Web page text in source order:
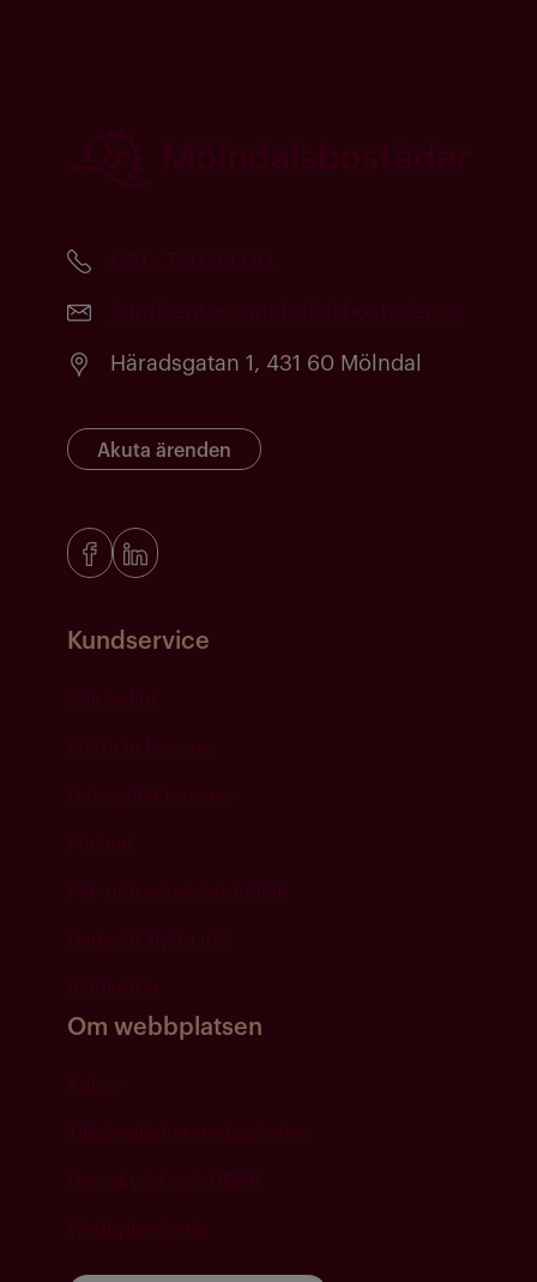
Häradsgatan 1, 431 60 Mölndal
Akuta ärenden
Kundservice
Om webbplatsen